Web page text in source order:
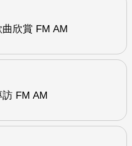
欣賞 FM AM
FM AM